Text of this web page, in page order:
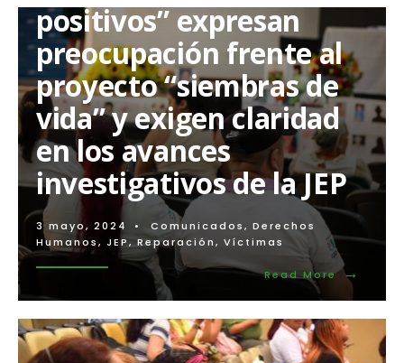
Organizaciones
de
víctimas
y
defensoras
de
derechos
humanos
rechazan
la
forma
como
JEP
ha
impulsado
y
organizado
la
Audiencia
Pública
Nacional
positivos” expresan
preocupación frente al
proyecto “siembras de
vida” y exigen claridad
en los avances
investigativos de la JEP
3 mayo, 2024 • Comunicados, Derechos
Humanos, JEP,Reparación, Víctimas
Read More →
Read
de
“falsos